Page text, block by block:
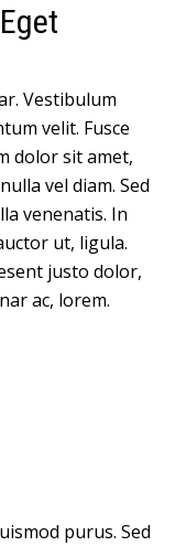
Vestibulum
velit. Fusce
dolor sit amet,
vel diam. Sed
venenatis. In
ut, ligula.
justo dolor,
ac, lorem.
purus. Sed